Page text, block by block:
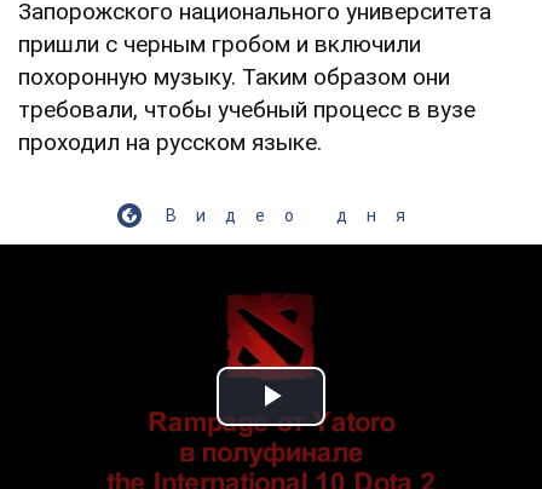
Запорожского национального университета
пришли с черным гробом и включили
похоронную музыку. Таким образом они
требовали, чтобы учебный процесс в вузе
проходил на русском языке.
Видео дня
Play Video